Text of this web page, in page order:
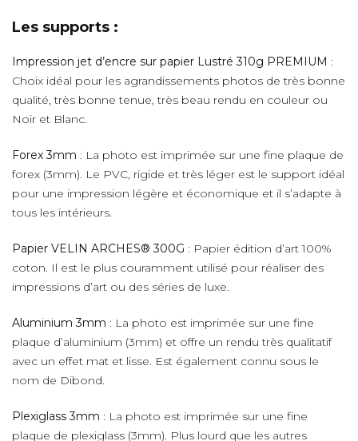
Les supports :
Impression jet d’encre sur papier Lustré 310g PREMIUM :
Choix idéal pour les agrandissements photos de très bonne
qualité, très bonne tenue, très beau rendu en couleur ou
Noir et Blanc.
Forex 3mm : La photo est imprimée sur une fine plaque de
forex (3mm). Le PVC, rigide et très léger est le support idéal
pour une impression légère et économique et il s’adapte à
tous les intérieurs.
Papier VELIN ARCHES® 300G : Papier édition d’art 100%
coton. Il est le plus couramment utilisé pour réaliser des
impressions d’art ou des séries de luxe.
Aluminium 3mm : La photo est imprimée sur une fine
plaque d’aluminium (3mm) et offre un rendu très qualitatif
avec un effet mat et lisse. Est également connu sous le
nom de Dibond.
Plexiglass 3mm : La photo est imprimée sur une fine
plaque de plexiglass (3mm). Plus lourd que les autres